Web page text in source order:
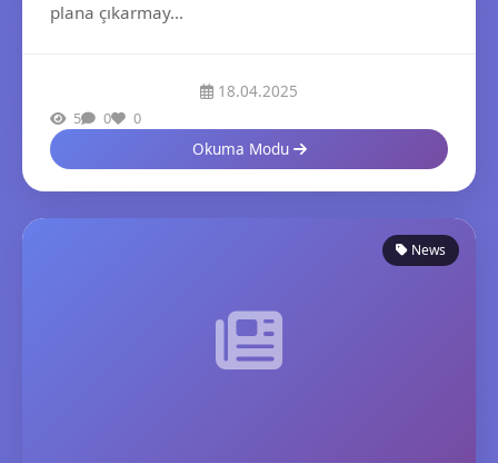
plana çıkarmay...
18.04.2025
5 0 0
Okuma Modu
News